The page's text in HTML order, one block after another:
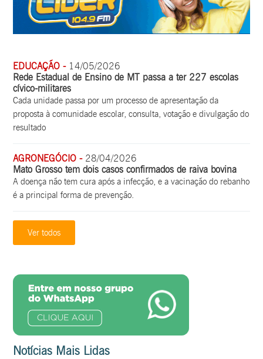
EDUCAÇÃO -14/05/2026
Rede Estadual de Ensino de MT passa a ter 227 escolas
cívico-militares
Cada unidade passa por um processo de apresentação da
proposta à comunidade escolar, consulta, votação e divulgação do
resultado
AGRONEGÓCIO -28/04/2026
Mato Grosso tem dois casos confirmados de raiva bovina
A doença não tem cura após a infecção, e a vacinação do rebanho
é a principal forma de prevenção.
Ver todos
Notícias Mais Lidas